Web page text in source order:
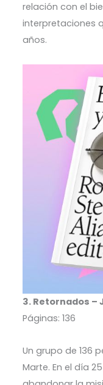
relación con el
interpretaciones
años.
3. Retornados –
Páginas: 136
Un grupo de 136
Marte. En el día